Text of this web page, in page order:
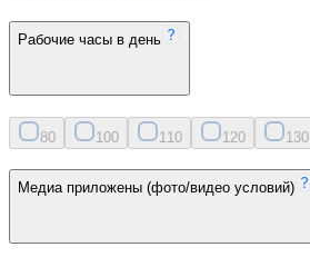
Рабочие часы в день
80 100 11 0 120 130
Медиа приложены (фото/видео условий)